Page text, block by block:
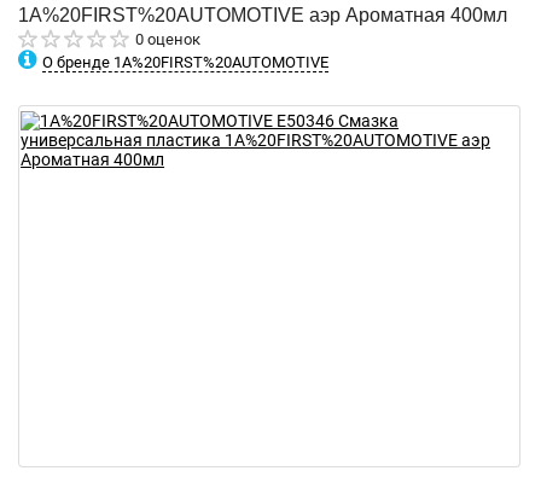
1A%20FIRST%20AUTOMOTIVE аэр Ароматная 400мл
0 оценок
О бренде 1A%20FIRST%20AUTOMOTIVE